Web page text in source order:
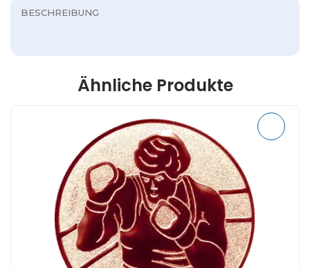
BESCHREIBUNG
Ähnliche Produkte